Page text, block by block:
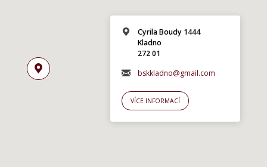
Cyrila Boudy 1444
Kladno
272 01
bskkladno@gmail.com
VÍCE INFORMACÍ